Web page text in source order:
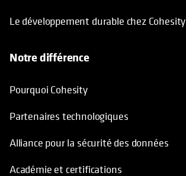
Le développement durable chez Cohesity
Notre différence
Pourquoi Cohesity
Partenaires technologiques
Alliance pour la sécurité des données
Académie et certifications